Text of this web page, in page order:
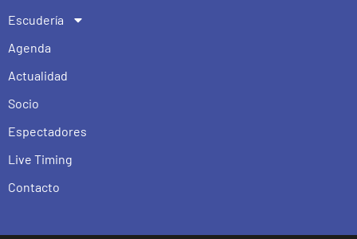
Escudería
Agenda
Actualidad
Socio
Espectadores
Live Timing
Contacto